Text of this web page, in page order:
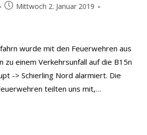
BeitragMittwoch 2. Januar 2019
wurde mit den Feuerwehren aus
zu einem Verkehrsunfall auf die B15n
-> Schierling Nord alarmiert. Die
teilten uns mit,…